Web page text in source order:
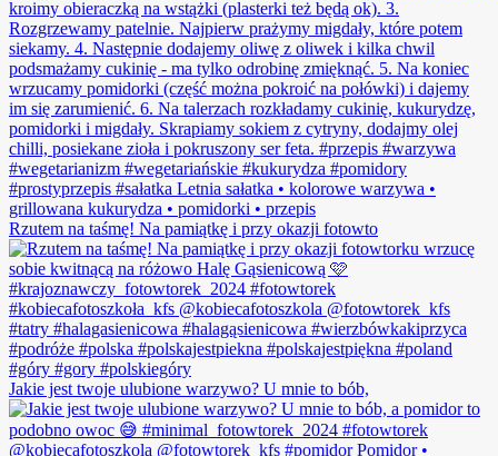
Rzutem na taśmę! Na pamiątkę i przy okazji fotowto
Jakie jest twoje ulubione warzywo? U mnie to bób,